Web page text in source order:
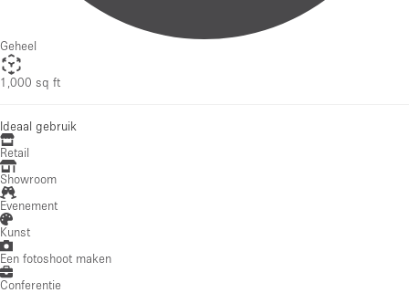
Geheel
1,000 sq ft
Ideaal gebruik
Retail
Showroom
Evenement
Kunst
Een fotoshoot maken
Conferentie